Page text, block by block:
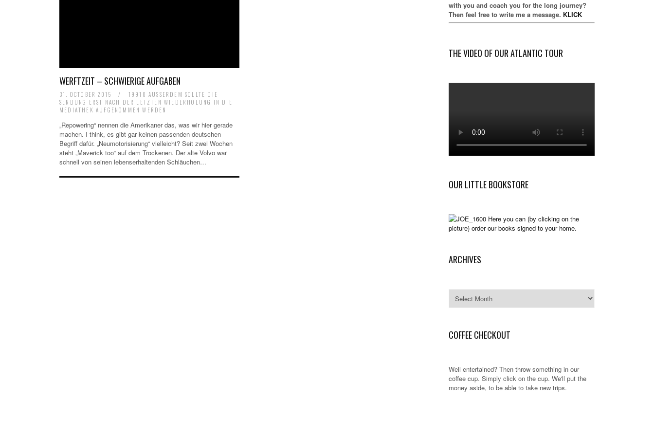
WERFTZEIT – SCHWIERIGE AUFGABEN
31. OCTOBER 2015 /
19910 AUSSERDEM SOLLTE DIE S
ENDUNG ERST NACH DER LETZTEN WIEDERHOLUNG IN DIE M
EDIATHEK AUFGENOMMEN WERDEN
„Repowering“ nennen die Amerikaner das, was wir hier gerade
machen. I think, es gibt gar keinen passenden deutschen
Begriff dafür. „Neumotorisierung“ vielleicht? Seit zwei Wochen
steht „Maverick too“ auf dem Trockenen. Der alte Volvo war
schnell von seinen lebenserhaltenden Schläuchen…
with you and coach you for the long journey?
Then feel free to write me a message. KLICK
THE VIDEO OF OUR ATLANTIC TOUR
OUR LITTLE BOOKSTORE
Here you can (by clicking on the
picture) order our books signed to your home.
ARCHIVES
COFFEE CHECKOUT
Well entertained? Then throw something in our
coffee cup. Simply click on the cup. We'll put the
money aside, to be able to take new trips.